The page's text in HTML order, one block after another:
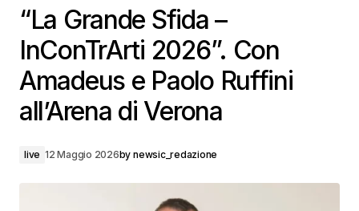
Paolo Ruffini all’Arena di Verona
“La Grande Sfida –
InConTrArti 2026”. Con
Amadeus e Paolo Ruffini
all’Arena di Verona
live 12 Maggio 2026by newsic_redazione